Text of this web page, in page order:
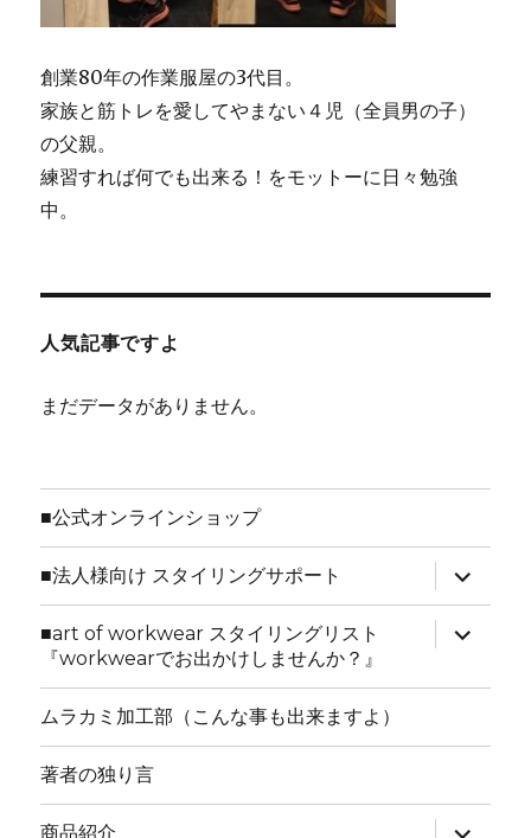
創業80年の作業服屋の3代目。
家族と筋トレを愛してやまない４児（全員男の子）
の父親。
練習すれば何でも出来る！をモットーに日々勉強
中。
人気記事ですよ
まだデータがありません。
■公式オンラインショップ
■法人様向け スタイリングサポート
サ
ブ
メ
ニ
ュ
を
■art of workwear スタイリングリスト
『workwearでお出かけしませんか？』
サ
ブ
ニ
を
ムラカミ加工部（こんな事も出来ますよ）
著者の独り言
商品紹介
サ